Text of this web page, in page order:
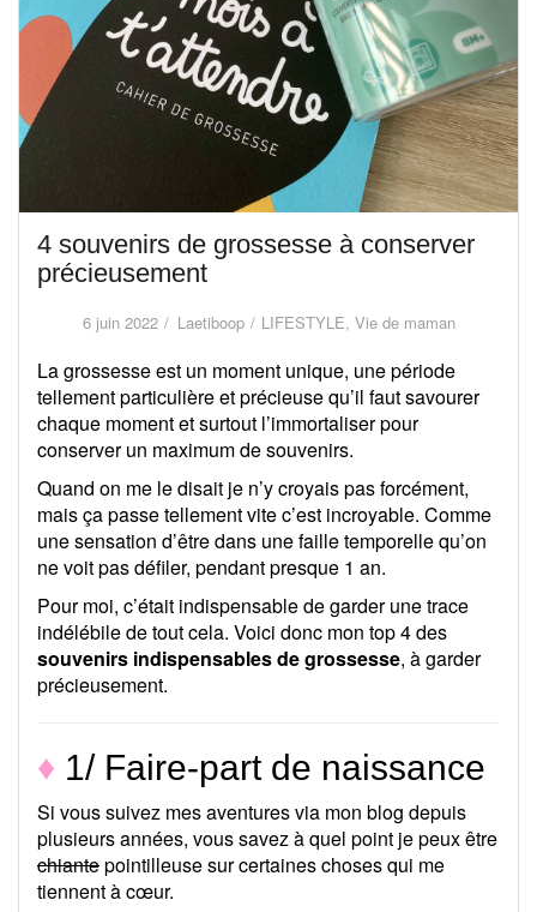
4 souvenirs de grossesse à conserver
précieusement
6 juin 2022 Laetiboop LIFESTYLE, Vie de maman
La grossesse est un moment unique, une période
tellement particulière et précieuse qu’il faut savourer
chaque moment et surtout l’immortaliser pour
conserver un maximum de souvenirs.
Quand on me le disait je n’y croyais pas forcément,
mais ça passe tellement vite c’est incroyable. Comme
une sensation d’être dans une faille temporelle qu’on
ne voit pas défiler, pendant presque 1 an.
Pour moi, c’était indispensable de garder une trace
indélébile de tout cela. Voici donc mon top 4 des
souvenirs indispensables de grossesse, à garder
précieusement.
♦ 1/ Faire-part de naissance
Si vous suivez mes aventures via mon blog depuis
plusieurs années, vous savez à quel point je peux être
chiantepointilleuse sur certaines choses qui me
tiennent à cœur.